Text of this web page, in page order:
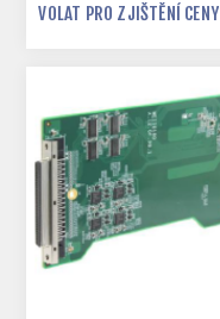
VOLAT PRO ZJIŠTĚNÍ CENY